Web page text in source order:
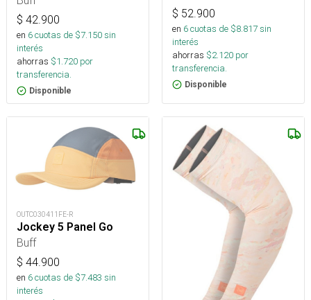
$ 42.900
en 6cuotas de $7.150sin
interés
ahorras $1.720 por
transferencia.
Disponible
$ 52.900
en 6cuotas de $8.817sin
interés
ahorras $2.120 por
transferencia.
Disponible
OUTC030411FE-R
Jockey 5 Panel Go
Buff
$ 44.900
en 6cuotas de $7.483 sin
interés